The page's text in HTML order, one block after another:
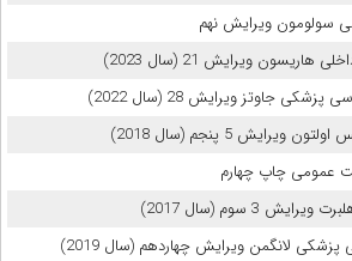
سولومون ویرایش نهم
ویرایش 21 (سال 2023)
جاوتز ویرایش 28 (سال 2022)
5 پنجم (سال 2018)
عمومی چاپ چهارم
3 سوم (سال 2017)
لانگمن ویرایش چهاردهم (سال 2019)